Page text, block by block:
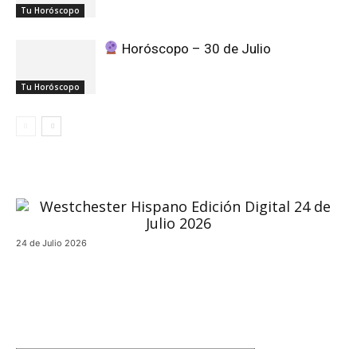
Tu Horóscopo
Tu Horóscopo
Horóscopo – 30 de Julio
24 de Julio 2026